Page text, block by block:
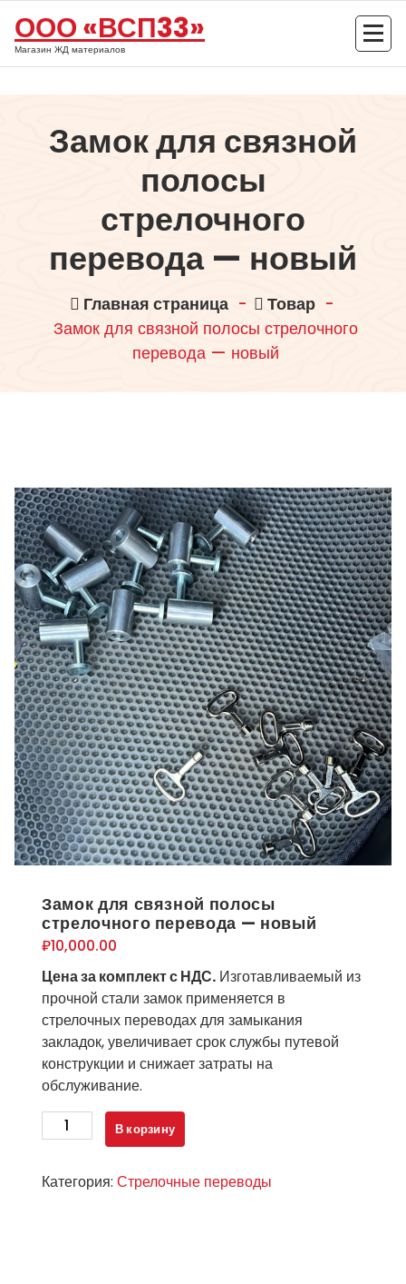
содержимому
ООО «ВСП33»
Магазин ЖД материалов
Замок для связной
полосы
стрелочного
перевода — новый
Главная страница- Товар-
Замок для связной полосы стрелочного
перевода — новый
Замок для связной полосы
стрелочного перевода — новый
₽10,000.00
Цена за комплект с НДС. Изготавливаемый из
прочной стали замок применяется в
стрелочных переводах для замыкания
закладок, увеличивает срок службы путевой
конструкции и снижает затраты на
обслуживание.
Количество
товара
для
В корзину
Категория: Стрелочные переводы